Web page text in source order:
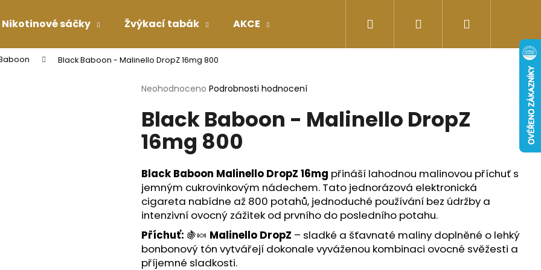
Nikotinové sáčky Žvýkací tabák AKCE Doplňky stravy Energy-kofeinové
Přihlášení
Black Baboon - Malinello DropZ 16mg 800
Průměrné
produktu
je
0,0
hvězdiček.
Neohodnoceno Podrobnosti hodnocení
Black Baboon - Malinello DropZ
16mg 800
Black Baboon Malinello DropZ 16mg přináší lahodnou malinovou příchuť s
jemným cukrovinkovým nádechem. Tato jednorázová elektronická
cigareta nabídne až 800 potahů, jednoduché používání bez údržby a
intenzivní ovocný zážitek od prvního do posledního potahu.
Příchuť: 🍇🍬 Malinello DropZ – sladké a šťavnaté maliny doplněné o lehký
bonbonový tón vytvářejí dokonale vyváženou kombinaci ovocné svěžesti a
příjemné sladkosti.
Co potřebujete najít?
HLEDAT
Následující